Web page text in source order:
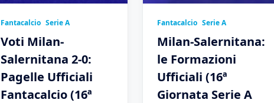
Fantacalcio Serie A
Voti Milan-
Salernitana 2-0:
Pagelle Ufficiali
Fantacalcio (16ª
Fantacalcio Serie A
Milan-Salernitana:
le Formazioni
Ufficiali (16ª
Giornata Serie A